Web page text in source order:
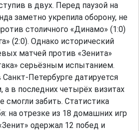
в двух. Перед паузой на
заметно укрепила оборону, не
столичного «Динамо» (1:0)
(2:0). Однако исторический
матчей против «Зенита»
серьёзным испытанием.
Петербурге датируется
а в последних четырёх визитах
смогли забить. Статистика
на отрезке из 18 домашних игр
одержал 12 побед и